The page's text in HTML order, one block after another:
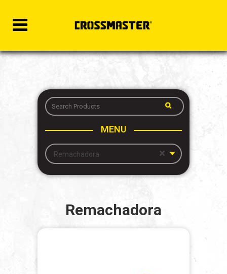
MENU
×
Remachadora
Remachadora